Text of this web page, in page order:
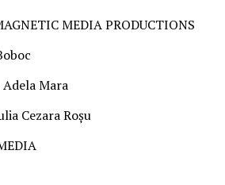
MEDIA PRODUCTIONS
Mara
Cezara Roșu